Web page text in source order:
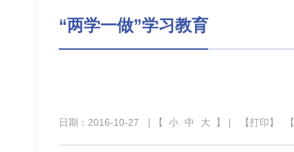
“两学一做”学习教育
日期：2016-10-27 | 【 小 中 大 】 | 【打印】